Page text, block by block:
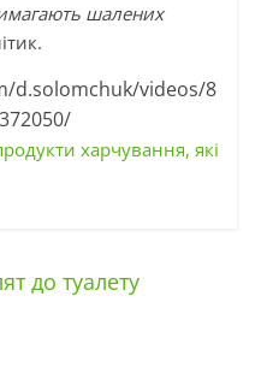
шалених
d.solomchuk/videos/8
харчування, які
до туалету